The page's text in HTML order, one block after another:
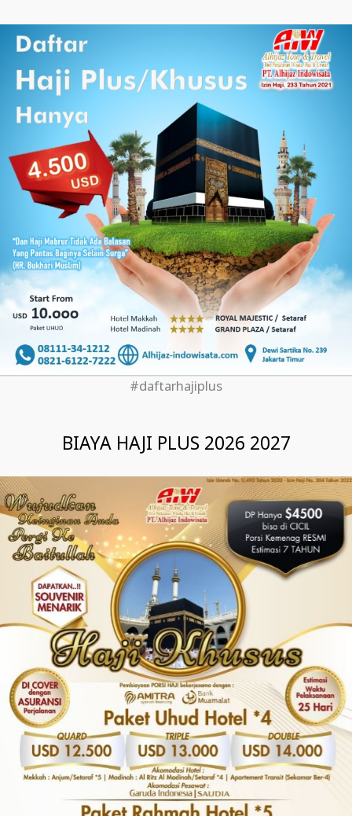
#daftarhajiplus
BIAYA HAJI PLUS 2026 2027